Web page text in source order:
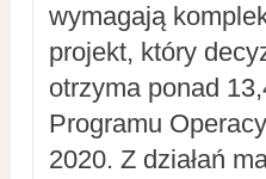
wymagają
projekt, który
otrzyma ponad
Programu
2020. Z działań